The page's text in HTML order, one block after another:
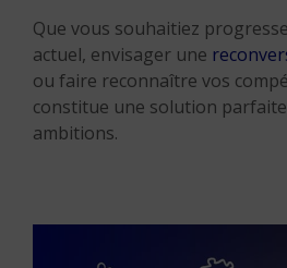
Que vous souhaitiez
actuel, envisager une
ou faire reconnaître vos
constitue une solution
ambitions.